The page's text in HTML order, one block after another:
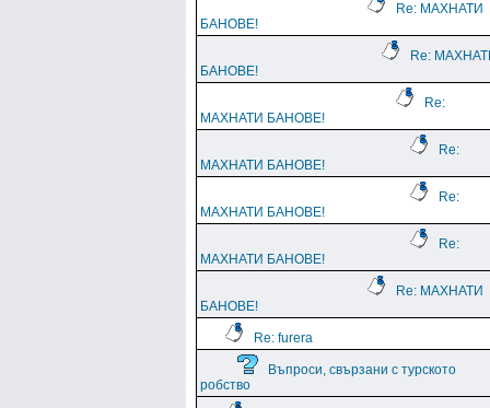
Re: МАХНАТИ
БАНОВЕ!
Re:
БАНОВЕ!
Re:
МАХНАТИ БАНОВЕ!
Re:
МАХНАТИ БАНОВЕ!
Re:
МАХНАТИ БАНОВЕ!
Re:
МАХНАТИ БАНОВЕ!
Re: МАХНАТИ
БАНОВЕ!
Re: furera
Въпроси, свързани с турското
робство